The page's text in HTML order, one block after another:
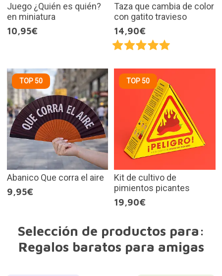
Juego ¿Quién es quién?
en miniatura
10,95€
Taza que cambia de color
con gatito travieso
14,90€
TOP 50
Abanico Que corra el aire
9,95€
TOP 50
Kit de cultivo de
pimientos picantes
19,90€
Selección de productos para:
Regalos baratos para amigas